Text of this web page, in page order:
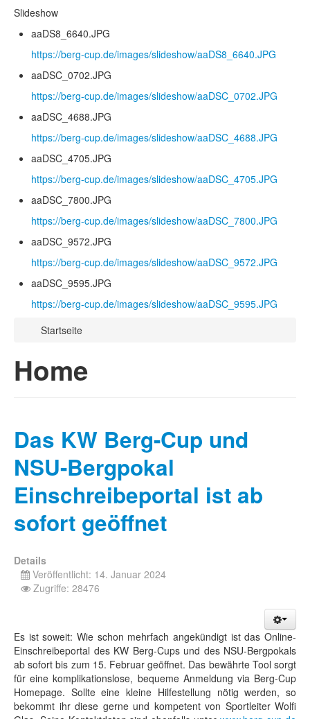
Slideshow
aaDS8_6640.JPG
https://berg-cup.de/images/slideshow/aaDS8_6640.JPG
aaDSC_0702.JPG
https://berg-cup.de/images/slideshow/aaDSC_0702.JPG
aaDSC_4688.JPG
https://berg-cup.de/images/slideshow/aaDSC_4688.JPG
aaDSC_4705.JPG
https://berg-cup.de/images/slideshow/aaDSC_4705.JPG
aaDSC_7800.JPG
https://berg-cup.de/images/slideshow/aaDSC_7800.JPG
aaDSC_9572.JPG
https://berg-cup.de/images/slideshow/aaDSC_9572.JPG
aaDSC_9595.JPG
https://berg-cup.de/images/slideshow/aaDSC_9595.JPG
Startseite
Home
Das KW Berg-Cup und
NSU-Bergpokal
Einschreibeportal ist ab
sofort geöffnet
Details
Veröffentlicht: 14. Januar 2024
Zugriffe: 28476
Es ist soweit: Wie schon mehrfach angekündigt ist das Online-
Einschreibeportal des KW Berg-Cups und des NSU-Bergpokals
ab sofort bis zum 15. Februar geöffnet. Das bewährte Tool sorgt
für eine komplikationslose, bequeme Anmeldung via Berg-Cup
Homepage. Sollte eine kleine Hilfestellung nötig werden, so
bekommt ihr diese gerne und kompetent von Sportleiter Wolfi